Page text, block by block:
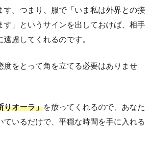
す。つまり、服で「いま私は外界との接
す」というサインを出しておけば、相手
慮してくれるのです。
度をとって角を立てる必要はありませ
りオーラ」を放ってくれるので、あなた
ているだけで、平穏な時間を手に入れる